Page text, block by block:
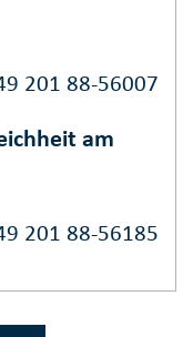
201 88-56007
am
201 88-56185